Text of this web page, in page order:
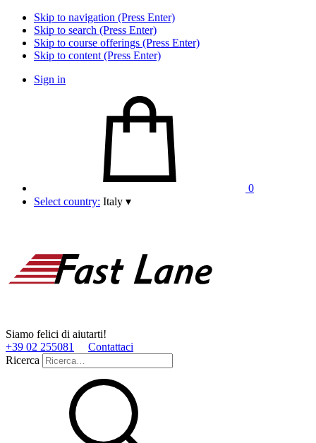
Skip to navigation (Press Enter)
Skip to search (Press Enter)
Skip to course offerings (Press Enter)
Skip to content (Press Enter)
Sign in
0
Select country: Italy ▾
Siamo felici di aiutarti!
+39 02 255081
Contattaci
Ricerca